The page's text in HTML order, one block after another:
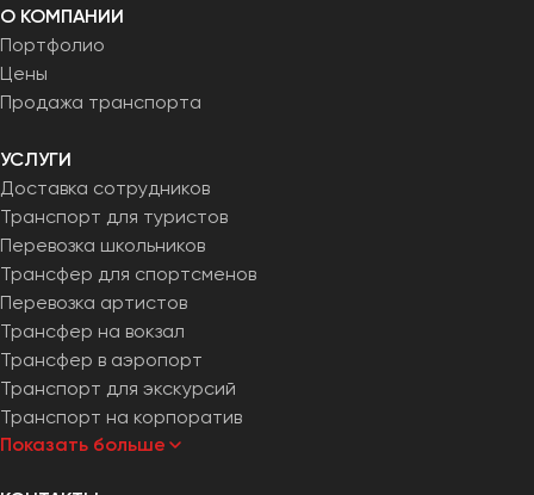
О КОМПАНИИ
Портфолио
Цены
Продажа транспорта
УСЛУГИ
Доставка сотрудников
Транспорт для туристов
Перевозка школьников
Трансфер для спортсменов
Перевозка артистов
Трансфер на вокзал
Трансфер в аэропорт
Транспорт для экскурсий
Транспорт на корпоратив
Показать больше